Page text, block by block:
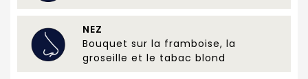
NEZ
Bouquet sur la framboise, la
groseille et le tabac blond